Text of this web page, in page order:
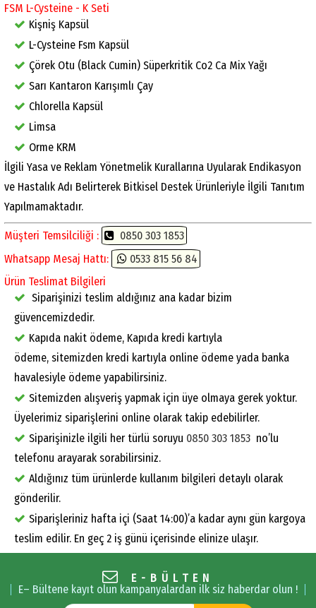
FSM L-Cysteine - K Seti
Kişniş Kapsül
L-Cysteine Fsm Kapsül
Çörek Otu (Black Cumin) Süperkritik Co2 Ca Mix Yağı
Sarı Kantaron Karışımlı Çay
Chlorella Kapsül
Limsa
Orme KRM
İlgili Yasa ve Reklam Yönetmelik Kurallarına Uyularak Endikasyon
ve Hastalık Adı Belirterek Bitkisel Destek Ürünleriyle İlgili Tanıtım
Yapılmamaktadır.
Müşteri Temsilciliği :
0850 303 1853
Whatsapp Mesaj Hattı:
0533 815 56 84
Ürün Teslimat Bilgileri
Siparişinizi teslim aldığınız ana kadar bizim
güvencemizdedir.
Kapıda nakit ödeme, Kapıda kredi kartıyla
ödeme, sitemizden kredi kartıyla online ödeme yada banka
havalesiyle ödeme yapabilirsiniz.
Sitemizden alışveriş yapmak için üye olmaya gerek yoktur.
Üyelerimiz siparişlerini online olarak takip edebilirler.
Siparişinizle ilgili her türlü soruyu 0850 303 1853 no’lu
telefonu arayarak sorabilirsiniz.
Aldığınız tüm ürünlerde kullanım bilgileri detaylı olarak
gönderilir.
Siparişleriniz hafta içi (Saat 14:00)’a kadar aynı gün kargoya
teslim edilir. En geç 2 iş günü içerisinde elinize ulaşır.
E-BÜLTEN
E– Bültene kayıt olun kampanyalardan ilk siz haberdar olun !